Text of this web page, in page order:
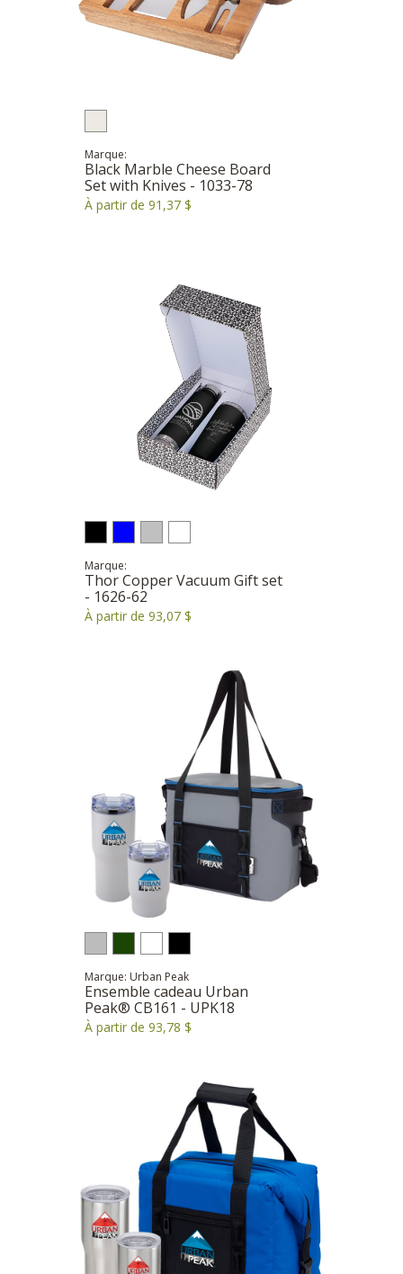
Marque:
Black Marble Cheese Board
Set with Knives - 1033-78
À partir de 91,37 $
Marque:
Thor Copper Vacuum Gift set
- 1626-62
À partir de 93,07 $
Marque: Urban Peak
Ensemble cadeau Urban
Peak® CB161 - UPK18
À partir de 93,78 $